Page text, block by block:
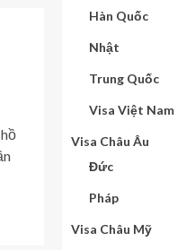
Hàn Quốc
Nhật
Trung Quốc
Visa Việt Nam
Visa Châu Âu
Đức
Pháp
Visa Châu Mỹ